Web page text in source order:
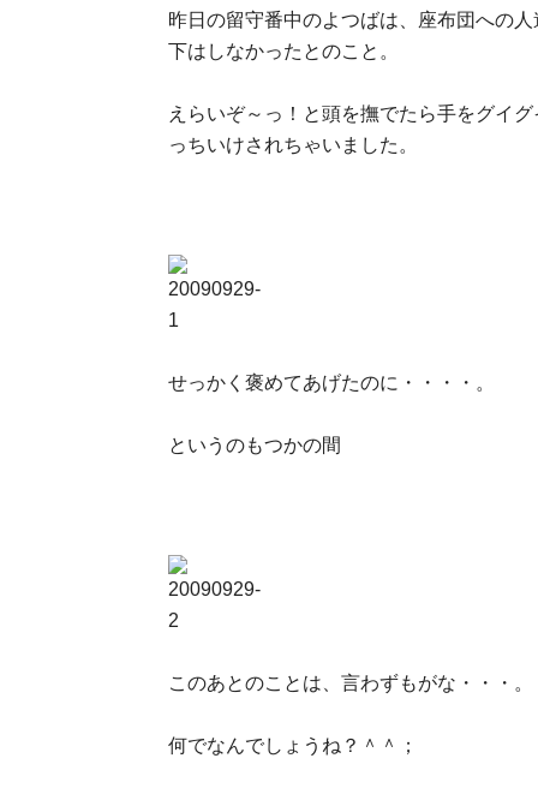
昨日の留守番中のよつばは、座布団への
下はしなかったとのこと。
えらいぞ～っ！と頭を撫でたら手をグイ
っちいけされちゃいました。
せっかく褒めてあげたのに・・・・。
というのもつかの間
このあとのことは、言わずもがな・・・。
何でなんでしょうね？＾＾；